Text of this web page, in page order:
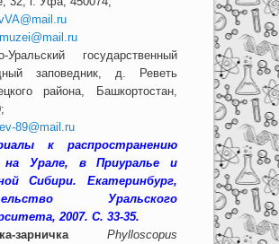
Уральский государственный
заповедник, д. Реветь
района, Башкортостан,
89@mail.ru
к распространению
Урале, в Приуралье и
Сибири. Екатеринбург,
Уральского
2007. С. 33-35.
зарничка
Phylloscopus